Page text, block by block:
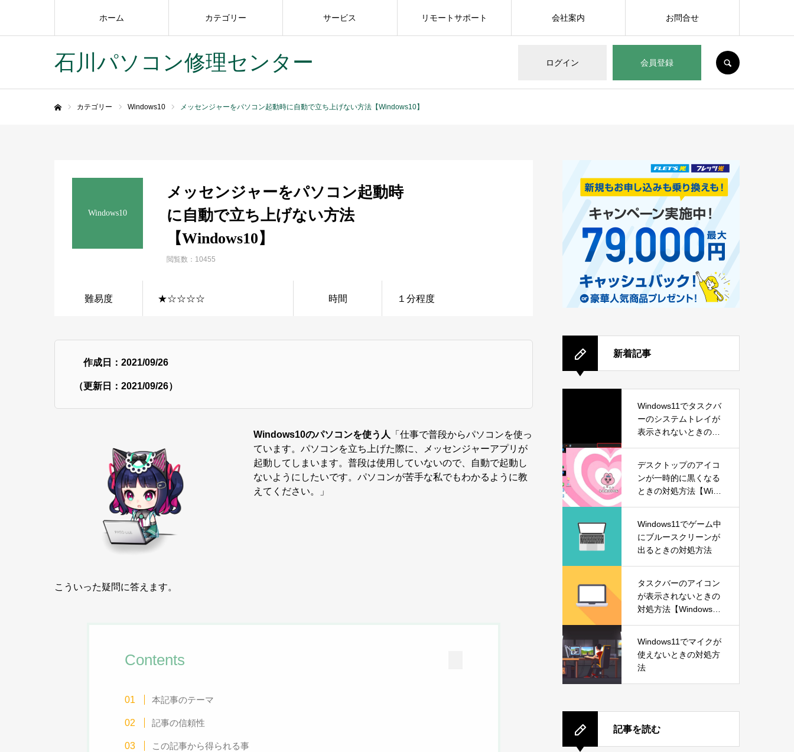
石川パソコン修理センター ログイン 会員登録
ホーム カテゴリー サービス リモートサポート 会社案内 お問合せ
カテゴリー Windows10 メッセンジャーをパソコン起動時に自動で立ち上げない方法【Windows10】
Windows10
メッセンジャーをパソコン起動時
に自動で立ち上げない方法
【Windows10】
閲覧数：10455
難易度 ★☆☆☆☆ 時間 １分程度
作成日：2021/09/26
（更新日：2021/09/26）
Windows10のパソコンを使う人
「仕事で普段からパソコンを使っ
ています。パソコンを立ち上げた際に、メッセンジャーアプリが
起動してしまいます。普段は使用していないので、自動で起動し
ないようにしたいです。パソコンが苦手な私でもわかるように教
えてください。」
こういった疑問に答えます。
Contents
本記事のテーマ
記事の信頼性
この記事から得られる事
新着記事
Windows11でタスクバ
ーのシステムトレイが
表示されないときの対
デスクトップのアイコ
ンが一時的に黒くなる
ときの対処方法【Wind
Windows11でゲーム中
にブルースクリーンが
出るときの対処方法
タスクバーのアイコン
が表示されないときの
対処方法【Windows1
Windows11でマイクが
使えないときの対処方
法
記事を読む